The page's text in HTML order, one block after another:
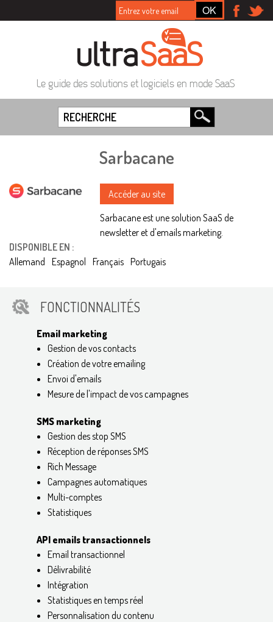
Le guide des solutions et logiciels en mode SaaS
Sarbacane
Accéder au site
Sarbacane est une solution SaaS de
newsletter et d'emails marketing.
DISPONIBLE EN :
Allemand Espagnol Français Portugais
FONCTIONNALITÉS
Email marketing
Gestion de vos contacts
Création de votre emailing
Envoi d'emails
Mesure de l'impact de vos campagnes
SMS marketing
Gestion des stop SMS
Réception de réponses SMS
Rich Message
Campagnes automatiques
Multi-comptes
Statistiques
API emails transactionnels
Email transactionnel
Délivrabilité
Intégration
Statistiques en temps réel
Personnalisation du contenu